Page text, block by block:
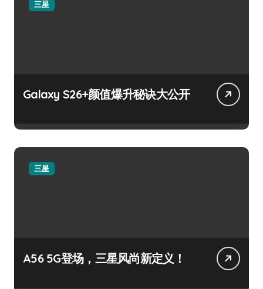
三星
Galaxy S26+颜值爆升秘诀大公开
三星
A56 5G登场，三星风尚新定义！